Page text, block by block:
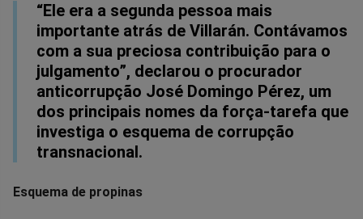
“Ele era a segunda pessoa mais
importante atrás de Villarán. Contávamos
com a sua preciosa contribuição para o
julgamento”, declarou o procurador
anticorrupção José Domingo Pérez, um
dos principais nomes da força-tarefa que
investiga o esquema de corrupção
transnacional.
Esquema de propinas